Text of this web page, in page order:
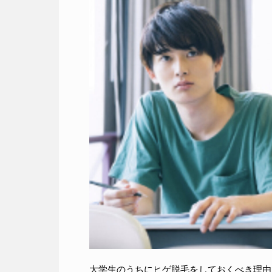
大学生のうちにヒゲ脱毛をしておくべき理